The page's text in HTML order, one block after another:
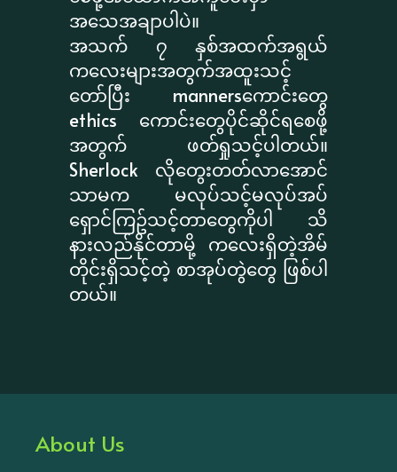
အသေအချာပါပဲ။
အသက် ၇ နှစ်အထက်အရွယ်
ကလေးများအတွက်အထူးသင့်
တော်ပြီး mannersကောင်းတွေ
ethics ကောင်းတွေပိုင်ဆိုင်ရစေဖို့
အတွက် ဖတ်ရှုသင့်ပါတယ်။
Sherlock လိုတွေးတတ်လာအောင်
သာမက မလုပ်သင့်မလုပ်အပ်
ရှောင်ကြဥ်သင့်တာတွေကိုပါ သိ
နားလည်နိုင်တာမို့ ကလေးရှိတဲ့အိမ်
တိုင်းရှိသင့်တဲ့ စာအုပ်တွဲတွေ ဖြစ်ပါ
တယ်။
About Us